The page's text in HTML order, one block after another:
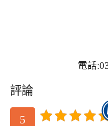
電話
評論
5